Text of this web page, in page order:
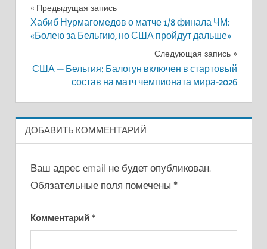
Навигация
по
Предыдущая запись
Хабиб Нурмагомедов о матче 1/8 финала ЧМ:
«Болею за Бельгию, но США пройдут дальше»
Следующая запись
США — Бельгия: Балогун включен в стартовый
состав на матч чемпионата мира-2026
ДОБАВИТЬ КОММЕНТАРИЙ
Ваш адрес email не будет опубликован.
Обязательные поля помечены *
Комментарий *